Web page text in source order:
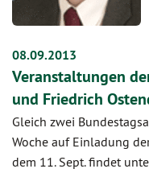
08.09.2013
Veranstaltungen
und Friedrich
Gleich zwei
Woche auf Einladung
dem 11. Sept. findet